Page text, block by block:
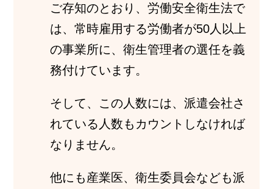
ご存知のとおり、労働安全衛生法で
は、常時雇用する労働者が50人以上
の事業所に、衛生管理者の選任を義
務付けています。
そして、この人数には、派遣会社さ
れている人数もカウントしなければ
なりません。
他にも産業医、衛生委員会なども派